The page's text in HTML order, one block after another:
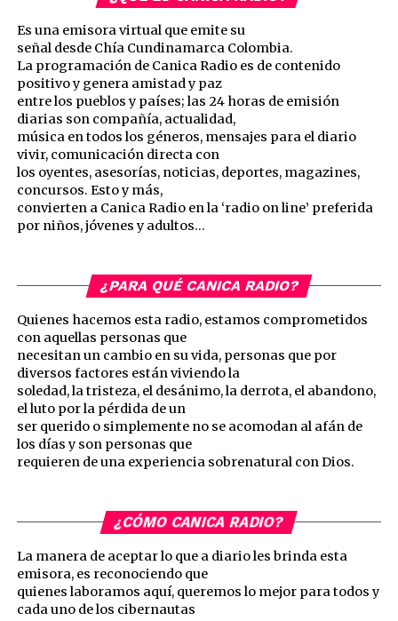
Es una emisora virtual que emite su
señal desde Chía Cundinamarca Colombia.
La programación de Canica Radio es de contenido
positivo y genera amistad y paz
entre los pueblos y países; las 24 horas de emisión
diarias son compañía, actualidad,
música en todos los géneros, mensajes para el diario
vivir, comunicación directa con
los oyentes, asesorías, noticias, deportes, magazines,
concursos. Esto y más,
convierten a Canica Radio en la ‘radio on line’ preferida
por niños, jóvenes y adultos…
¿PARA QUÉ CANICA RADIO?
Quienes hacemos esta radio, estamos comprometidos
con aquellas personas que
necesitan un cambio en su vida, personas que por
diversos factores están viviendo la
soledad, la tristeza, el desánimo, la derrota, el abandono,
el luto por la pérdida de un
ser querido o simplemente no se acomodan al afán de
los días y son personas que
requieren de una experiencia sobrenatural con Dios.
¿CÓMO CANICA RADIO?
La manera de aceptar lo que a diario les brinda esta
emisora, es reconociendo que
quienes laboramos aquí, queremos lo mejor para todos y
cada uno de los cibernautas